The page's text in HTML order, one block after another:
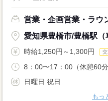
営業・企画営業・ラウ
愛知県豊橋市/豊橋駅（
時給1,250円～1,300円
8：00〜17：00（休憩60分
日曜日 祝日
もっ